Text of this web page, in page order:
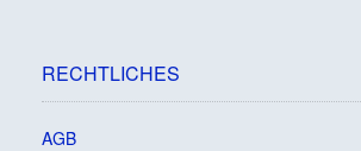
RECHTLICHES
AGB